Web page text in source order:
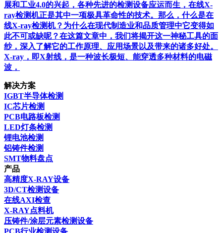
展和工业4.0的兴起，各种先进的检测设备应运而生，在线X-
ray检测机正是其中一项极具革命性的技术。那么，什么是在
线X-ray检测机？为什么在现代制造业和品质管理中它变得如
此不可或缺呢？在这篇文章中，我们将揭开这一神秘工具的面
纱，深入了解它的工作原理、应用场景以及带来的诸多好处。
X-ray，即X射线，是一种波长极短、能穿透多种材料的电磁
波，
解决方案
IGBT半导体检测
IC芯片检测
PCB电路板检测
LED灯条检测
锂电池检测
铝铸件检测
SMT物料盘点
产品
高精度X-RAY设备
3D/CT检测设备
在线AXI检查
X-RAY点料机
压铸件/涂层元素检测设备